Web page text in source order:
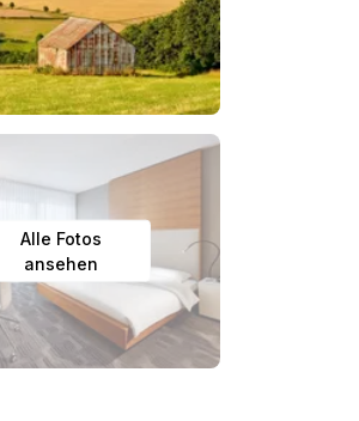
Alle Fotos
ansehen